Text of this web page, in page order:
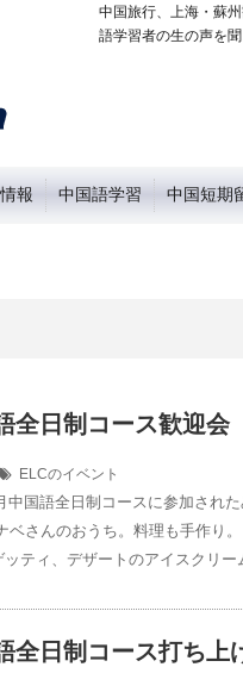
中国旅行、上海・蘇
語学習者の生の声を
報 中国語学習 中国短期
全日制コース歓迎会
ELCのイベント
中国語全日制コースに参加され
ベさんのおうち。料理も手作り
ティ、デザートのアイスクリー
全日制コース打ち上